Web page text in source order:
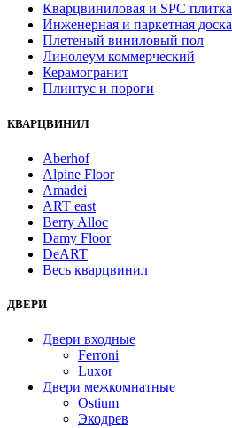
Кварцвиниловая и SPC плитка
Инженерная и паркетная доска
Плетеный виниловый пол
Линолеум коммерческий
Керамогранит
Плинтус и пороги
КВАРЦВИНИЛ
Aberhof
Alpine Floor
Amadei
ART east
Berry Alloc
Damy Floor
DeART
Весь кварцвинил
ДВЕРИ
Двери входные
Ferroni
Luxor
Двери межкомнатные
Ostium
Экодрев